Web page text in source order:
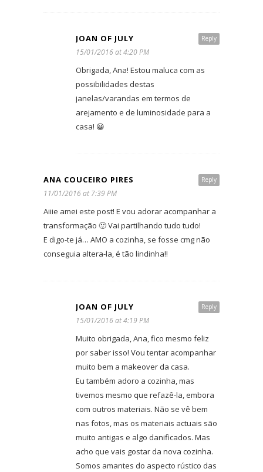
Reply
JOAN OF JULY
15/01/2016 at 4:20 PM
Obrigada, Ana! Estou maluca com as
possibilidades destas
janelas/varandas em termos de
arejamento e de luminosidade para a
casa! 😀
Reply
ANA COUCEIRO PIRES
11/01/2016 at 7:39 PM
Aiiie amei este post! E vou adorar acompanhar a
transformação 🙂 Vai partilhando tudo tudo!
E digo-te já… AMO a cozinha, se fosse cmg não
conseguia altera-la, é tão lindinha!!
Reply
JOAN OF JULY
15/01/2016 at 4:19 PM
Muito obrigada, Ana, fico mesmo feliz
por saber isso! Vou tentar acompanhar
muito bem a makeover da casa.
Eu também adoro a cozinha, mas
tivemos mesmo que refazê-la, embora
com outros materiais. Não se vê bem
nas fotos, mas os materiais actuais são
muito antigas e algo danificados. Mas
acho que vais gostar da nova cozinha.
Somos amantes do aspecto rústico das